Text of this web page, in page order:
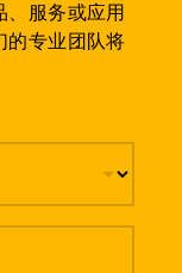
、服务或应用
的专业团队将